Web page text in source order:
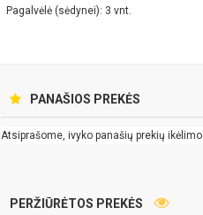
Pagalvėlė (sėdynei): 3 vnt.
PANAŠIOS PREKĖS
Atsiprašome, ivyko panašių prekių
PERŽIŪRĖTOS PREKĖS